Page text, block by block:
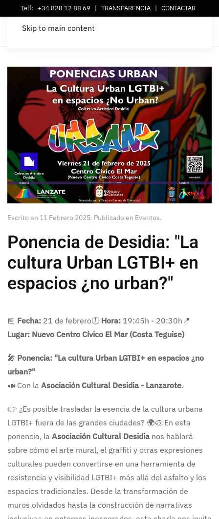
Telf: +34 828 12 88 69 | TRANSPARENCIA | CONTACTAR
Skip to main content
Escrito en 11 Febrero 2025. Publicado en Eventos.
Ponencia de Desidia: "La
cultura Urban LGTBI+ en
espacios ¿no urban?"
📅 Fecha: 21 de febrero🕖 Hora: 19:45h - 20:30h📍
Lugar: Nuevo Centro Cívico El Mar (Costa Teguise)
🎤 Ponencia: "La cultura Urban LGTBI+ en espacios ¿no
urban?"
📣 Con la Asociación Cultural Desidia - Lanzarote.
👉 ¿Es posible trasladar la esencia de la cultura urbana
LGTBI+ fuera de las grandes ciudades? 🌍🎨 En esta
ponencia, la Asociación Cultural Desidia nos hablará
sobre cómo el arte mural, el graffiti y otras expresiones
culturales pueden convertirse en una herramienta de
resistencia y visibilidad LGTBI+ más allá del asfalto y los
espacios tradicionales. Desde la transformación de
muros olvidados hasta la construcción de narrativas